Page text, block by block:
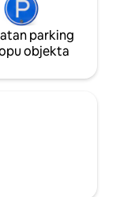
parking
objekta